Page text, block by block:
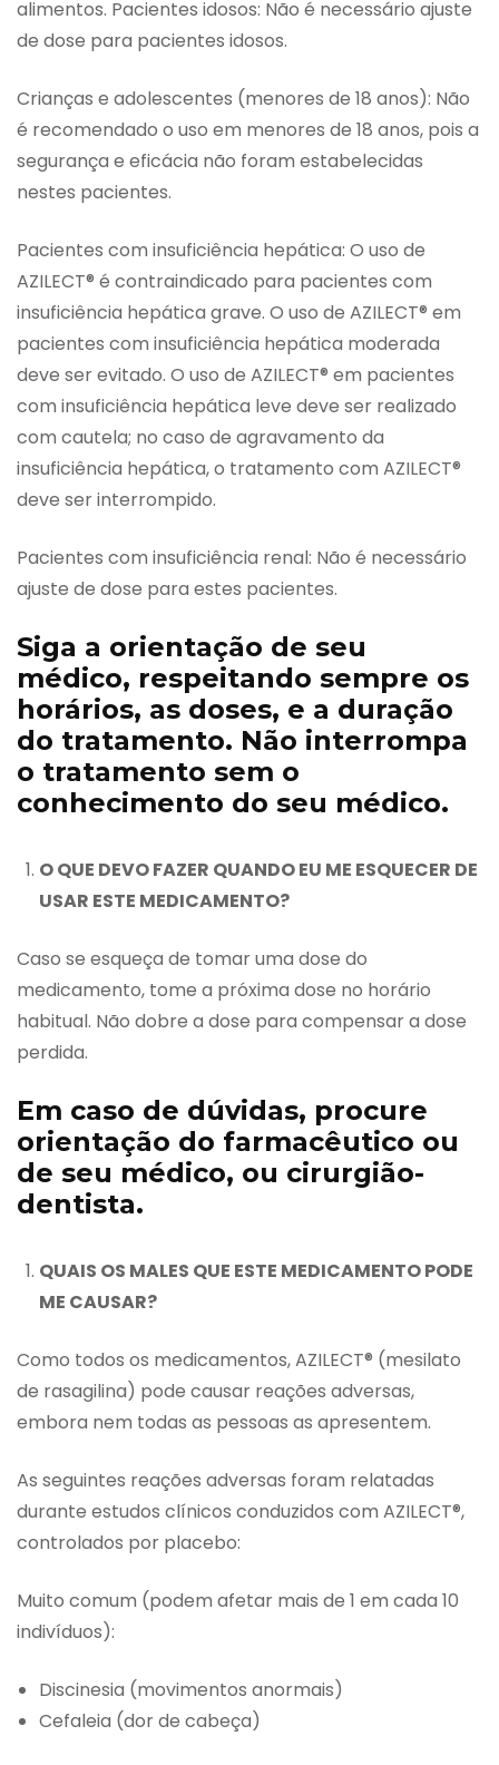
alimentos. Pacientes idosos: Não é necessário ajuste
de dose para pacientes idosos.
Crianças e adolescentes (menores de 18 anos): Não
é recomendado o uso em menores de 18 anos, pois a
segurança e eficácia não foram estabelecidas
nestes pacientes.
Pacientes com insuficiência hepática: O uso de
AZILECT® é contraindicado para pacientes com
insuficiência hepática grave. O uso de AZILECT® em
pacientes com insuficiência hepática moderada
deve ser evitado. O uso de AZILECT® em pacientes
com insuficiência hepática leve deve ser realizado
com cautela; no caso de agravamento da
insuficiência hepática, o tratamento com AZILECT®
deve ser interrompido.
Pacientes com insuficiência renal: Não é necessário
ajuste de dose para estes pacientes.
Siga a orientação de seu
médico, respeitando sempre os
horários, as doses, e a duração
do tratamento. Não interrompa
o tratamento sem o
conhecimento do seu médico.
O QUE DEVO FAZER QUANDO EU ME ESQUECER DE
USAR ESTE MEDICAMENTO?
Caso se esqueça de tomar uma dose do
medicamento, tome a próxima dose no horário
habitual. Não dobre a dose para compensar a dose
perdida.
Em caso de dúvidas, procure
orientação do farmacêutico ou
de seu médico, ou cirurgião-
dentista.
QUAIS OS MALES QUE ESTE MEDICAMENTO PODE
ME CAUSAR?
Como todos os medicamentos, AZILECT® (mesilato
de rasagilina) pode causar reações adversas,
embora nem todas as pessoas as apresentem.
As seguintes reações adversas foram relatadas
durante estudos clínicos conduzidos com AZILECT®,
controlados por placebo:
Muito comum (podem afetar mais de 1 em cada 10
indivíduos):
Discinesia (movimentos anormais)
Cefaleia (dor de cabeça)